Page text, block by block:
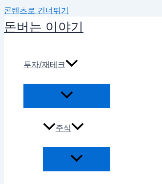
콘텐츠로 건너뛰기
돈버는 이야기
투자/재테크
주식